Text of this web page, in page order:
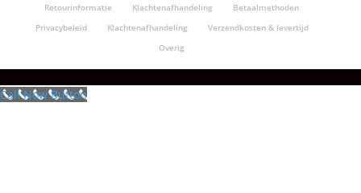
Retourinformatie
Klachtenafhandeling
Betaalmethoden
Privacybeleid
Klachtenafhandeling
Verzendkosten & levertijd
Overig
Call Now Button